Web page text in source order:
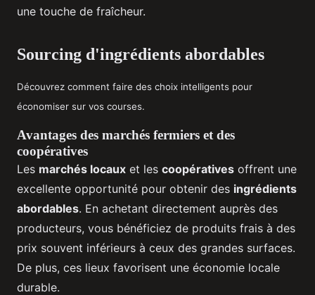
une touche de fraîcheur.
Sourcing d'ingrédients abordables
Découvrez comment faire des choix intelligents pour
économiser sur vos courses.
Avantages des marchés fermiers et des
coopératives
Les marchés locaux et les coopératives offrent une
excellente opportunité pour obtenir des ingrédients
abordables. En achetant directement auprès des
producteurs, vous bénéficiez de produits frais à des
prix souvent inférieurs à ceux des grandes surfaces.
De plus, ces lieux favorisent une économie locale
durable.